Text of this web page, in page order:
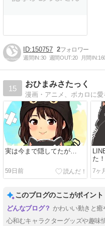
150757 2
週間IN:30 週間OUT:20 月間IN:
15
おひまみさたっく
実は今まで隠してたが…
59日前
た！
7ヶ
このブログのここがポイント
かわいい動きと
心和むキャラクターグッズや趣味